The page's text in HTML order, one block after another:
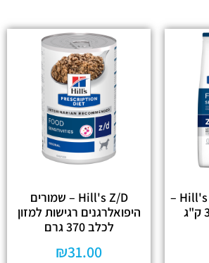
Hill's Z/D Active Biome –
Hill's Z/D – שמורים
היפואלרגנים רגישות למזון
לכלב 370 גרם
₪31.00